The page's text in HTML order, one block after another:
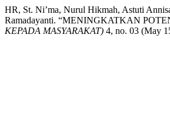
HR, St. Ni’ma, Nurul Hikmah, Astuti
Ramadayanti. “MENINGKATKAN
KEPADA MASYARAKAT) 4, no. 03 (May